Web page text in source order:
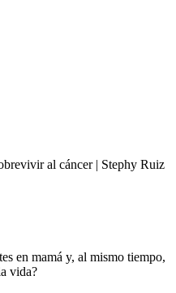
al cáncer | Stephy Ruiz
en mamá y, al mismo tiempo,
vida?